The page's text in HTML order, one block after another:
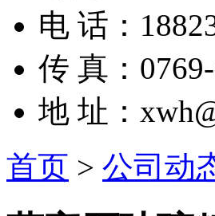
电 话：
传 真：
地 址：
首页 > 公司动